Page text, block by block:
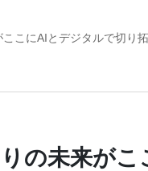
こにAIとデジタルで切り
の未来がこ